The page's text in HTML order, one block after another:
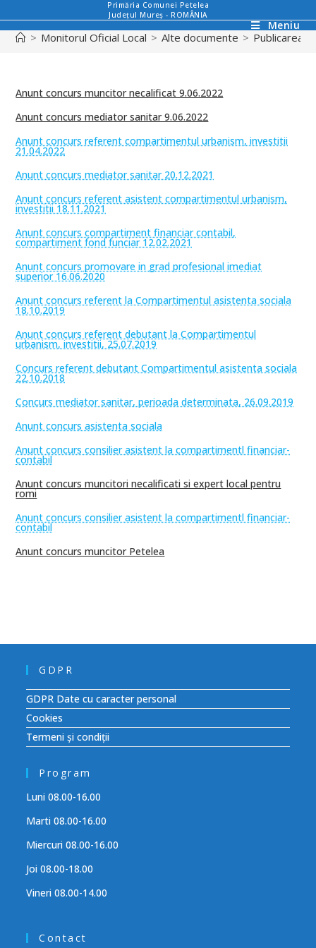
Primăria Comunei Petelea
Județul Mureș - ROMÂNIA
Meniu
> Monitorul Oficial Local > Alte documente > Publicarea
Anunt concurs muncitor necalificat 9.06.2022
Anunt concurs mediator sanitar 9.06.2022
Anunt concurs referent compartimentul urbanism, investitii
21.04.2022
Anunt concurs mediator sanitar 20.12.2021
Anunt concurs referent asistent compartimentul urbanism,
investitii 18.11.2021
Anunt concurs compartiment financiar contabil,
compartiment fond funciar 12.02.2021
Anunt concurs promovare in grad profesional imediat
superior 16.06.2020
Anunt concurs referent la Compartimentul asistenta sociala
18.10.2019
Anunt concurs referent debutant la Compartimentul
urbanism, investitii, 25.07.2019
Concurs referent debutant Compartimentul asistenta sociala
22.10.2018
Concurs mediator sanitar, perioada determinata, 26.09.2019
Anunt concurs asistenta sociala
Anunt concurs consilier asistent la compartimentl financiar-
contabil
Anunt concurs muncitori necalificati si expert local pentru
romi
Anunt concurs consilier asistent la compartimentl financiar-
contabil
Anunt concurs muncitor Petelea
GDPR
GDPR Date cu caracter personal
Cookies
Termeni și condiții
Program
Luni 08.00-16.00
Marti 08.00-16.00
Miercuri 08.00-16.00
Joi 08.00-18.00
Vineri 08.00-14.00
Contact